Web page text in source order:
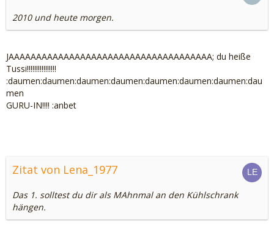
2010 und heute morgen.
JAAAAAAAAAAAAAAAAAAAAAAAAAAAAAAAAAAAAA; du heiße
Tussi!!!!!!!!!!!!!!!!
:daumen:daumen:daumen:daumen:daumen:daumen:daumen:dau
men
GURU-IN!!!! :anbet
Zitat von Lena_1977
Das 1. solltest du dir als MAhnmal an den Kühlschrank
hängen.